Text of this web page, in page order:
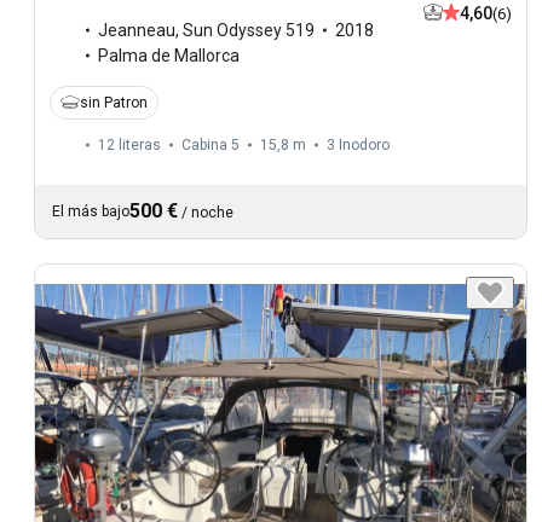
Jeanneau, Sun Odyssey 519
2018
Palma de Mallorca
4,60(6)
sin Patron
12 literas Cabina 5 15,8 m 3 Inodoro
El más bajo500 € / noche